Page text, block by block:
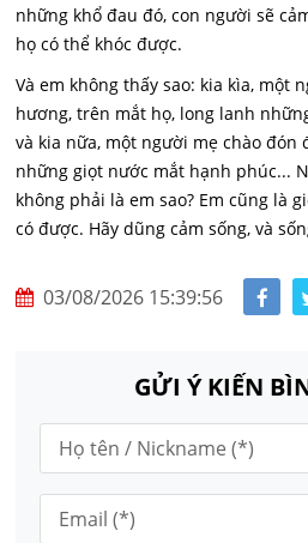
những khổ đau đó, con người sẽ
họ có thể khóc được.
Và em không thấy sao: kia kìa, một
hương, trên mắt họ, long lanh
và kia nữa, một người mẹ chào đón
những giọt nước mắt hạnh phúc...
không phải là em sao? Em cũng là
có được. Hãy dũng cảm sống, và
03/08/2026 15:39:56
GỬI Ý KIẾN